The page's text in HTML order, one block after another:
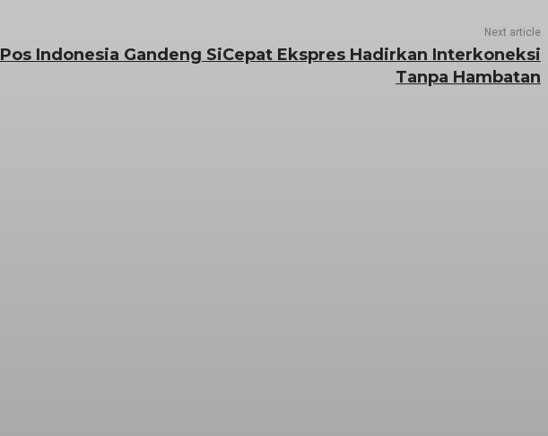
Next article
Pos Indonesia Gandeng SiCepat Ekspres Hadirkan Interkoneksi
Tanpa Hambatan